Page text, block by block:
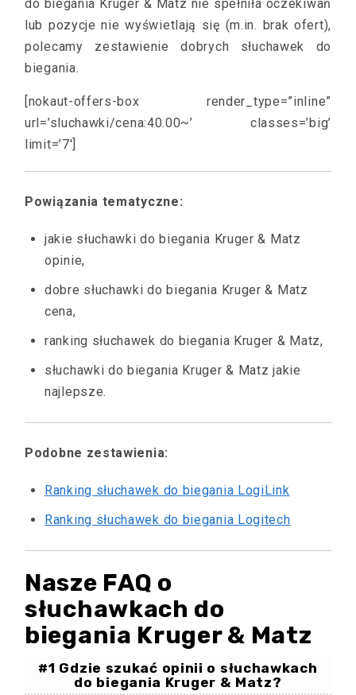
do biegania Kruger & Matz nie spełniła oczekiwań
lub pozycje nie wyświetlają się (m.in. brak ofert),
polecamy zestawienie dobrych słuchawek do
biegania.
[nokaut-offers-box render_type=”inline”
url=’sluchawki/cena:40.00~’ classes=’big’
limit=’7′]
Powiązania tematyczne:
jakie słuchawki do biegania Kruger & Matz
opinie,
dobre słuchawki do biegania Kruger & Matz
cena,
ranking słuchawek do biegania Kruger & Matz,
słuchawki do biegania Kruger & Matz jakie
najlepsze.
Podobne zestawienia:
Ranking słuchawek do biegania LogiLink
Ranking słuchawek do biegania Logitech
Nasze FAQ o
słuchawkach do
biegania Kruger & Matz
#1 Gdzie szukać opinii o słuchawkach
do biegania Kruger & Matz?